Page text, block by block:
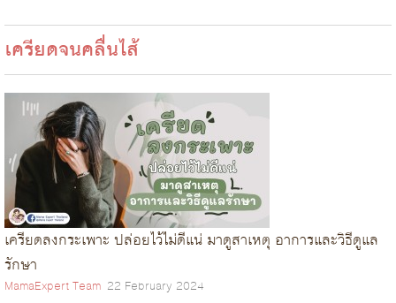
เครียดจนคลื่นไส้
เครียดลงกระเพาะ ปล่อยไว้ไม่ดีแน่ มาดูสาเหตุ อาการและวิธีดูแล
รักษา
MamaExpert Team 22 February 2024